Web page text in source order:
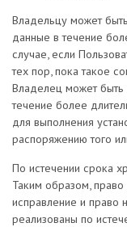
Владельцу может
данные в течение
случае, если
тех пор, пока такое
Владелец может быть
течение более
для выполнения
распоряжению того
По истечении срока
Таким образом,
исправление и право
реализованы по